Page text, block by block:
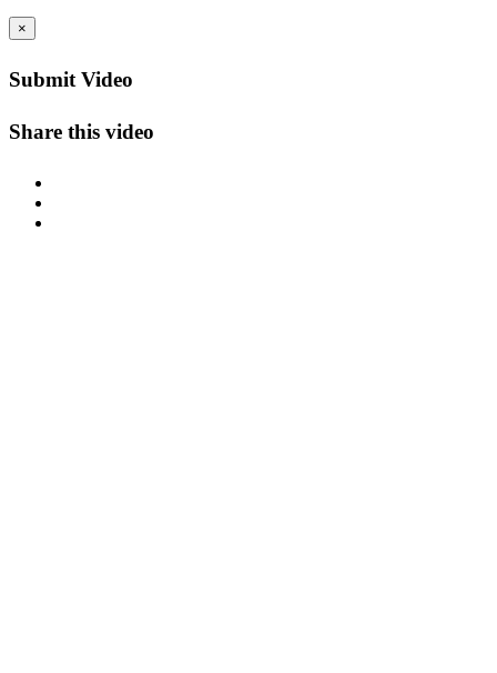
×
Submit Video
Share this video